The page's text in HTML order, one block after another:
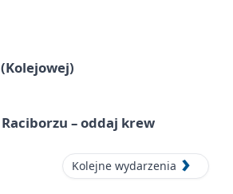
– oddaj krew
Kolejne wydarzenia